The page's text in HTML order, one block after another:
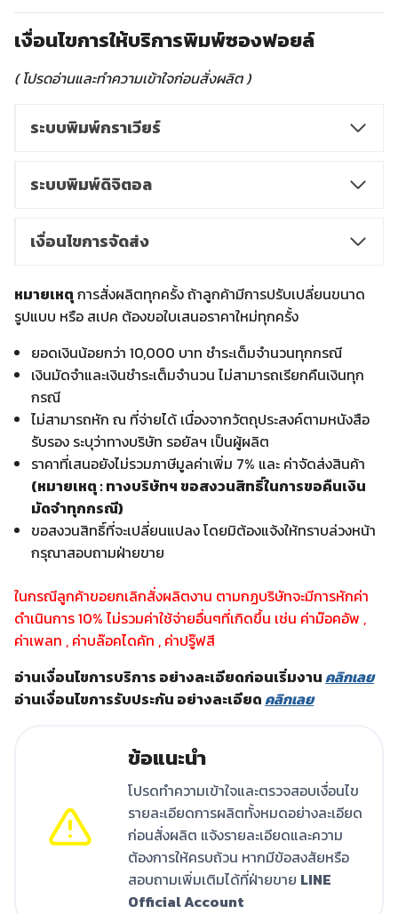
เงื่อนไขการให้บริการพิมพ์ซองฟอยล์
( โปรดอ่านและทำความเข้าใจก่อนสั่งผลิต )
ระบบพิมพ์กราเวียร์
ระบบพิมพ์ดิจิตอล
เงื่อนไขการจัดส่ง
หมายเหตุการสั่งผลิตทุกครั้ง ถ้าลูกค้ามีการปรับเปลี่ยนขนาด
รูปแบบ หรือ สเปค ต้องขอใบเสนอราคาใหม่ทุกครั้ง
ยอดเงินน้อยกว่า 10,000 บาท ชำระเต็มจำนวนทุกกรณี
เงินมัดจำและเงินชำระเต็มจำนวน ไม่สามารถเรียกคืนเงินทุก
กรณี
ไม่สามารถหัก ณ ที่จ่ายได้ เนื่องจากวัตถุประสงค์ตามหนังสือ
รับรอง ระบุว่าทางบริษัท รอยัลฯ เป็นผู้ผลิต
ราคาที่เสนอยังไม่รวมภาษีมูลค่าเพิ่ม 7% และ ค่าจัดส่งสินค้า
(หมายเหตุ : ทางบริษัทฯ ขอสงวนสิทธิ์ในการขอคืนเงิน
มัดจำทุกกรณี)
ขอสงวนสิทธิ์ที่จะเปลี่ยนแปลง โดยมิต้องแจ้งให้ทราบล่วงหน้า
กรุณาสอบถามฝ่ายขาย
ในกรณีลูกค้าขอยกเลิกสั่งผลิตงาน ตามกฏบริษัทจะมีการหักค่า
ดำเนินการ 10% ไม่รวมค่าใช้จ่ายอื่นๆที่เกิดขึ้น เช่น ค่าม๊อคอัพ ,
ค่าเพลท , ค่าบล๊อคไดคัท , ค่าปรู๊ฟสี
อ่านเงื่อนไขการบริการ อย่างละเอียดก่อนเริ่มงานคลิกเลย
อ่านเงื่อนไขการรับประกัน อย่างละเอียดคลิกเลย
ข้อแนะนำ
โปรดทำความเข้าใจและตรวจสอบเงื่อนไข
รายละเอียดการผลิตทั้งหมดอย่างละเอียด
ก่อนสั่งผลิต แจ้งรายละเอียดและความ
ต้องการให้ครบถ้วน หากมีข้อสงสัยหรือ
สอบถามเพิ่มเติมได้ที่ฝ่ายขาย LINE
Official Account